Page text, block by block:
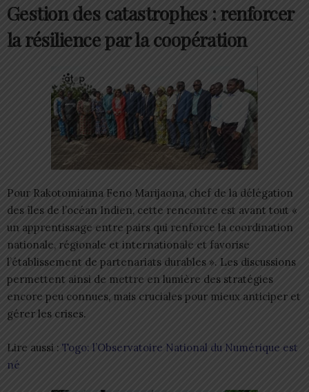
Gestion des catastrophes : renforcer
la résilience par la coopération
Pour Rakotomiaima Feno Marijaona, chef de la délégation
des îles de l’océan Indien, cette rencontre est avant tout «
un apprentissage entre pairs qui renforce la coordination
nationale, régionale et internationale et favorise
l’établissement de partenariats durables ». Les discussions
permettent ainsi de mettre en lumière des stratégies
encore peu connues, mais cruciales pour mieux anticiper et
gérer les crises.
Lire aussi : Togo: l’Observatoire National du Numérique est
né